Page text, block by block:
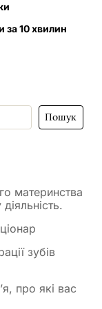
за 10 хвилин
Пошук
материнства
зубів
про які вас